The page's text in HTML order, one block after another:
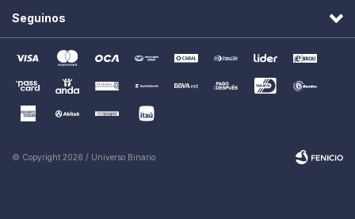
Seguinos
© Copyright 2026 / Universo Binario